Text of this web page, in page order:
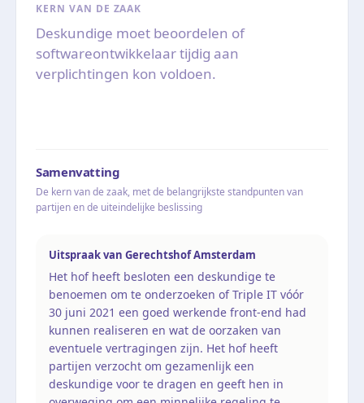
KERN VAN DE ZAAK
Deskundige moet beoordelen of
softwareontwikkelaar tijdig aan
verplichtingen kon voldoen.
Samenvatting
De kern van de zaak, met de belangrijkste standpunten van
partijen en de uiteindelijke beslissing
Uitspraak van Gerechtshof Amsterdam
Het hof heeft besloten een deskundige te
benoemen om te onderzoeken of Triple IT vóór
30 juni 2021 een goed werkende front-end had
kunnen realiseren en wat de oorzaken van
eventuele vertragingen zijn. Het hof heeft
partijen verzocht om gezamenlijk een
deskundige voor te dragen en geeft hen in